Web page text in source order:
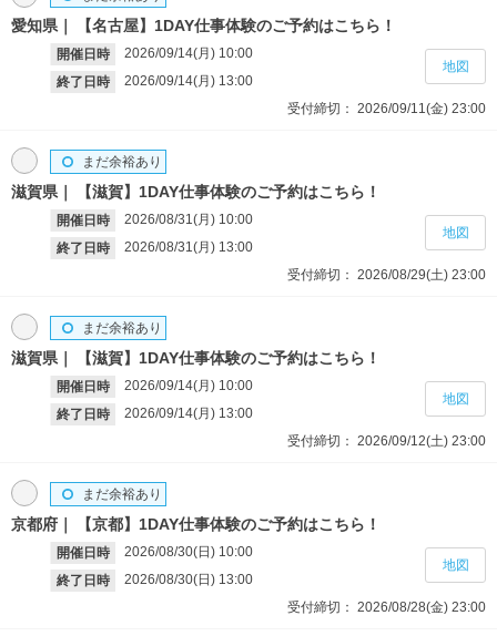
愛知県 【名古屋】1DAY仕事体験のご予約はこちら！
開催日時 2026/09/14(月) 10:00
終了日時
2026/09/14(月) 13:00
受付締切： 2026/09/11(金) 23:00
地図
滋賀県 【滋賀】1DAY仕事体験のご予約はこちら！
開催日時 2026/08/31(月) 10:00
終了日時
2026/08/31(月) 13:00
まだ余裕あり
受付締切： 2026/08/29(土) 23:00
地図
滋賀県 【滋賀】1DAY仕事体験のご予約はこちら！
開催日時 2026/09/14(月) 10:00
終了日時
2026/09/14(月) 13:00
まだ余裕あり
受付締切： 2026/09/12(土) 23:00
地図
京都府 【京都】1DAY仕事体験のご予約はこちら！
開催日時 2026/08/30(日) 10:00
終了日時
2026/08/30(日) 13:00
まだ余裕あり
受付締切： 2026/08/28(金) 23:00
地図